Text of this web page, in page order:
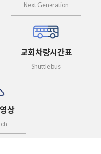
Next Generation
교회차량시간표
Shuttle bus
상